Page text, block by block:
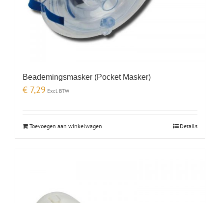
Beademingsmasker (Pocket Masker)
€ 7,29 Excl. BTW
Toevoegen aan winkelwagen Details